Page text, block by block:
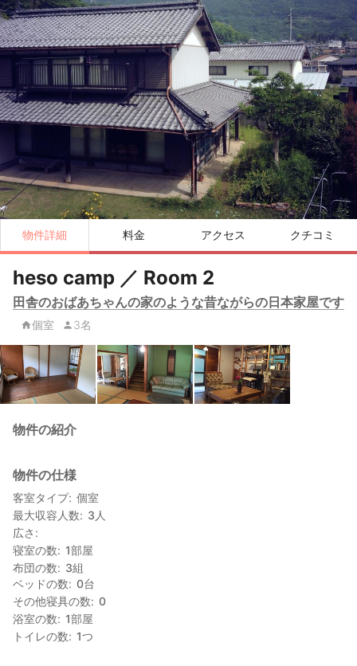
物件詳細 料金 アクセス クチコミ
heso camp ／ Room 2
田舎のおばあちゃんの家のような昔ながらの日本家屋です
個室 3名
物件の紹介
物件の仕様
客室タイプ 個室
最大収容人数
3 人
広さ
寝室の数
1部屋
布団の数
3組
ベッドの数
0台
その他寝具の数
0
浴室の数
1部屋
トイレの数
1つ